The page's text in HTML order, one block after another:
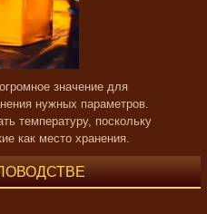
значение для
нужных параметров.
температуру, поскольку
как место хранения.